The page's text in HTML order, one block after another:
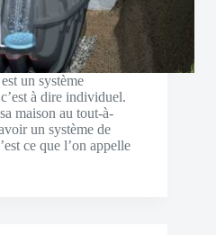
un système
à dire individuel.
maison au tout-à-
un système de
ce que l’on appelle